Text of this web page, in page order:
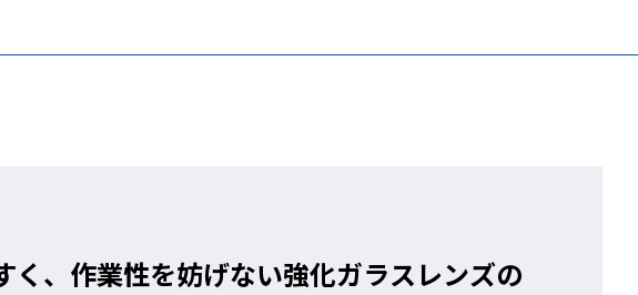
く、作業性を妨げない強化ガラスレンズの